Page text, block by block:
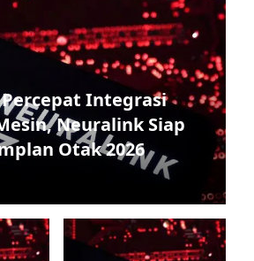
Integrasi
Neuralink Siap
Otak 2026